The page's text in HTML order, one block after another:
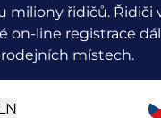
miliony řidičů. Řidiči
on-line registrace
místech.